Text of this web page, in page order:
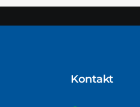
Kontakt